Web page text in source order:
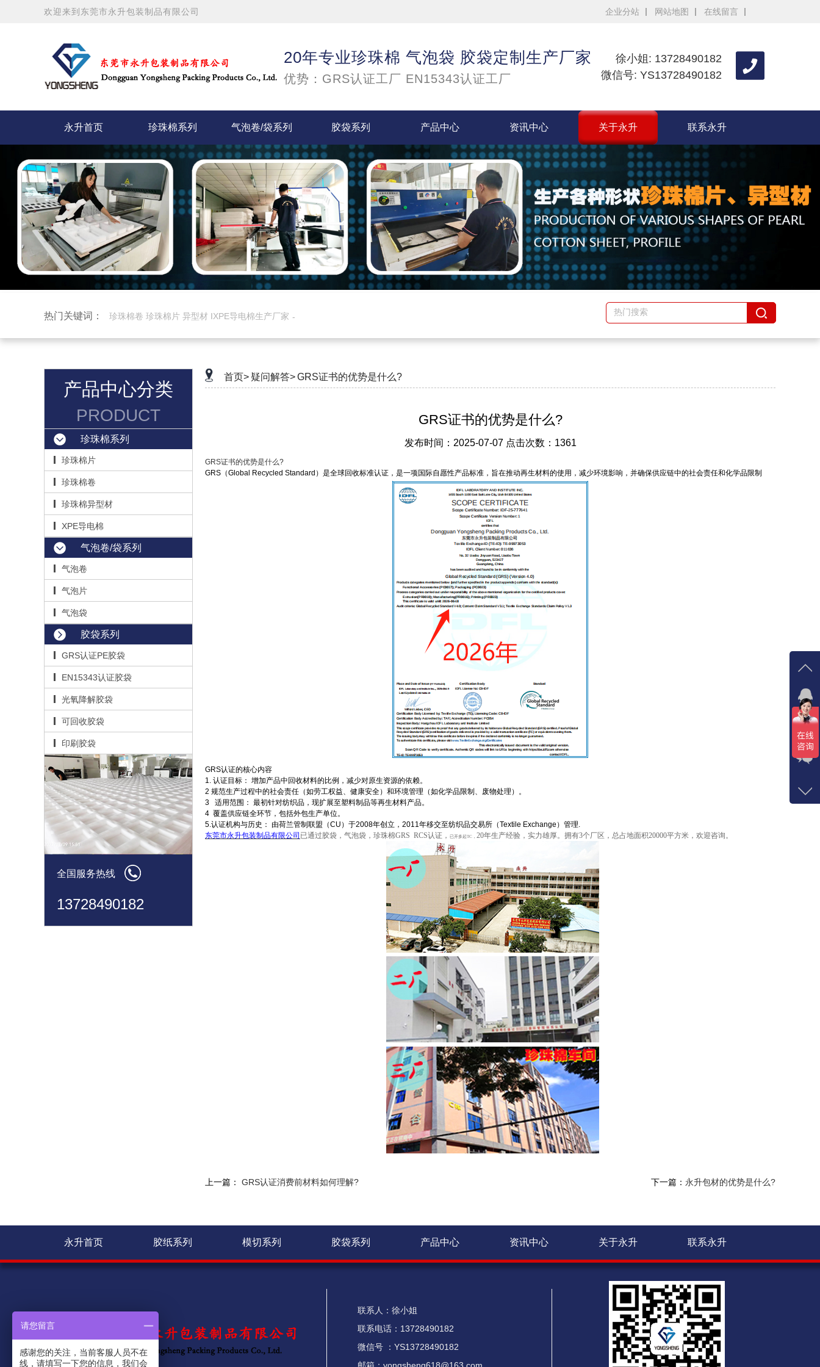
欢迎来到东莞市永升包装制品有限公司 企业分站 网站地图 在线留言
20年专业珍珠棉 气泡袋 胶袋定制生产厂家
优势：GRS认证工厂 EN15343认证工厂
徐小姐: 13728490182
微信号: YS13728490182
永升首页 珍珠棉系列 气泡卷/袋系列 胶袋系列 产品中心 资讯中心 关于永升 联系永升
热门关键词： 珍珠棉卷 珍珠棉片 异型材 IXPE导电棉生产厂家
产品中心分类
PRODUCT
珍珠棉系列
珍珠棉片
珍珠棉卷
珍珠棉异型材
XPE导电棉
气泡卷/袋系列
气泡卷
气泡片
气泡袋
胶袋系列
GRS认证PE胶袋
EN15343认证胶袋
光氧降解胶袋
可回收胶袋
印刷胶袋
全国服务热线
13728490182
首页> 疑问解答>GRS证书的优势是什么?
GRS证书的优势是什么?
发布时间：2025-07-07 点击次数：1361
GRS证书的优势是什么?
‌GRS（Global Recycled Standard）是全球回收标准认证‌，是一项国际自愿性产品标准，旨在推动再生材料的使用，减少环境影响，并确保供应链中的社会责任和化学品限制
GRS认证的核心内容‌
1. ‌认证目标‌： 增加产品中回收材料的比例，减少对原生资源的依赖。
‌‌‌‌2 规范生产过程中的社会责任（如劳工权益、健康安全）和环境管理（如化学品限制、废物处理）。
‌‌‌‌3 ‌适用范围‌： 最初针对纺织品，现扩展至塑料制品等再生材料产品。
‌‌4‌‌ 覆盖供应链全环节，包括外包生产单位。‌‌
5.‌认证机构与历史‌： 由荷兰管制联盟（CU）于2008年创立，2011年移交至纺织品交易所（Textile Exchange）管理.
东莞市永升包装制品有限公司 已通过胶袋，气泡袋，珍珠棉GRS RCS认证， 已开多起TC ， 20年生产经验，实力雄厚。拥有3个厂区，总占地面积20000平方米，欢迎咨询。
上一篇： GRS认证消费前材料如何理解? 下一篇： 永升包材的优势是什么?
永升首页 胶纸系列 模切系列 胶袋系列 产品中心 资讯中心 关于永升 联系永升
联系人：徐小姐
联系电话：13728490182
微信号 ：YS13728490182
邮箱：yongsheng618@163.com
在
点我
咨
请您留言
感谢您的关注，当前客服人员不在
线，请填写一下您的信息，我们会